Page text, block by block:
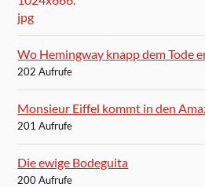
Wo Hemingway knapp dem Tode
202 Aufrufe
Monsieur Eiffel kommt in den
201 Aufrufe
Die ewige Bodeguita
200 Aufrufe